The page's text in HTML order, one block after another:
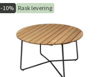
-10% Rask levering